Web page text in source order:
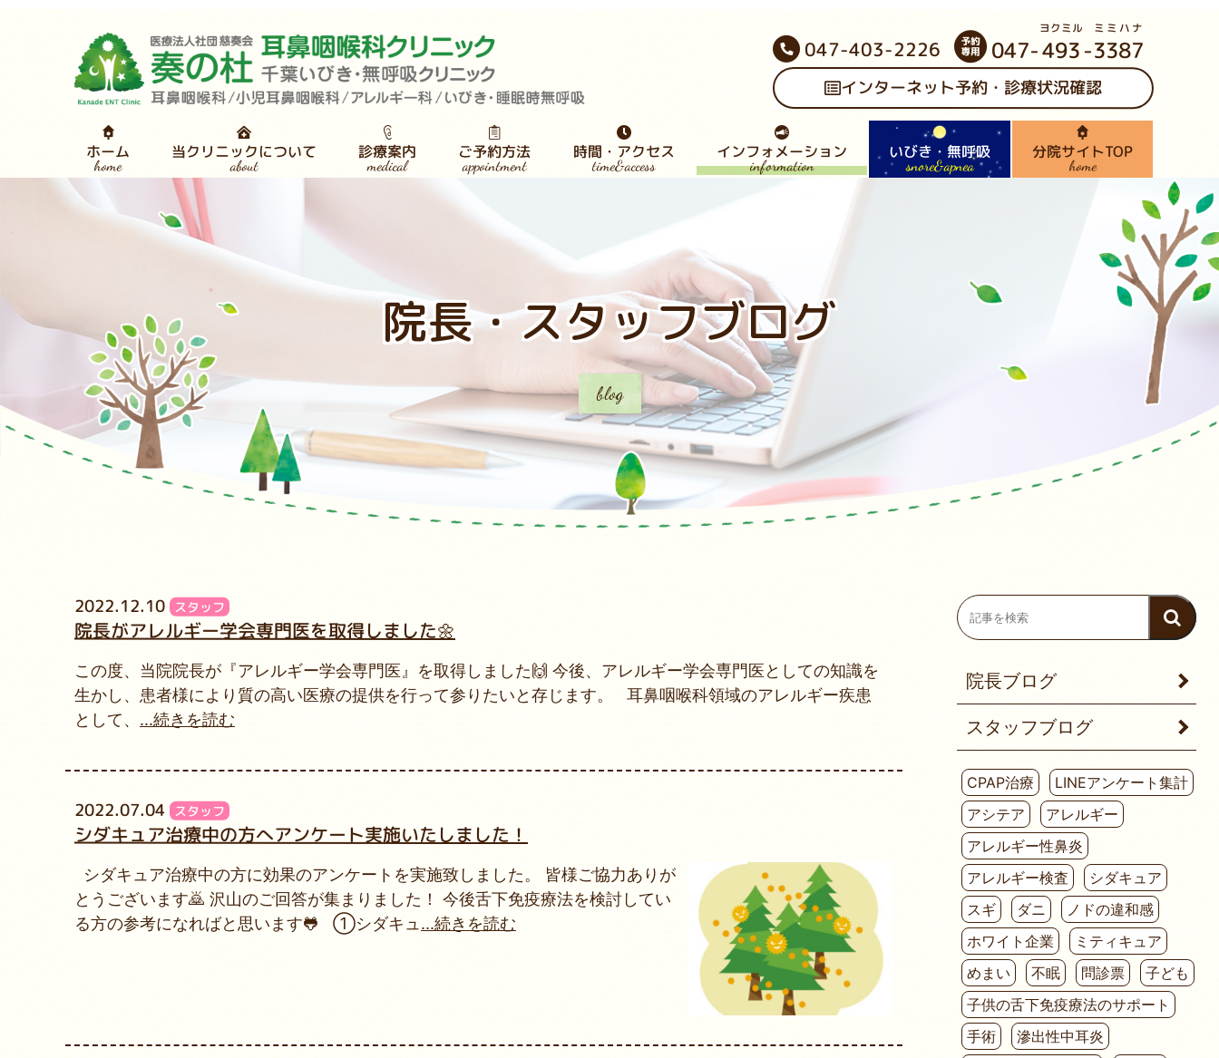
047-403-2226 047-493
ヨクミル
-3387
ミミハナ
インターネット予約・診療状況確認
ホーム
home
当クリニックについて
about
ごあいさつ
医師・スタッフ紹介
クリニック紹介
感染対策について
診療案内
medical
ご予約方法
appointment
時間・アクセス
time&access
インフォメーション
information
いびき・無呼吸
snore&apnea
分院サイトTOP
home
院長・スタッフブログ
blog
2022.12.10 スタッフ
院長がアレルギー学会専門医を取得しました🌼
この度、当院院長が『アレルギー学会専門医』を取得しました🙌 今後、アレルギー学会専門医としての知識を
生かし、患者様により質の高い医療の提供を行って参りたいと存じます。 耳鼻咽喉科領域のアレルギー疾患
として、 ...続きを読む
2022.07.04 スタッフ
シダキュア治療中の方へアンケート実施いたしました！
シダキュア治療中の方に効果のアンケートを実施致しました。 皆様ご協力ありが
とうございます🙇 沢山のご回答が集まりました！ 今後舌下免疫療法を検討してい
る方の参考になればと思います🐸 ①シダキュ ...続きを読む
院長ブログ
スタッフブログ
CPAP治療
LINEアンケート集計
アシテア
アレルギー
アレルギー性鼻炎
アレルギー検査
シダキュア
スギ
ダニ
ノドの違和感
ホワイト企業
ミティキュア
めまい
不眠 問診票
子ども
子供の舌下免疫療法のサポート
手術
滲出性中耳炎